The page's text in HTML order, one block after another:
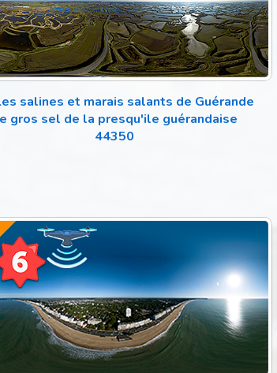
salines et marais salants de Guérande
gros sel de la presqu'ile guérandaise
44350